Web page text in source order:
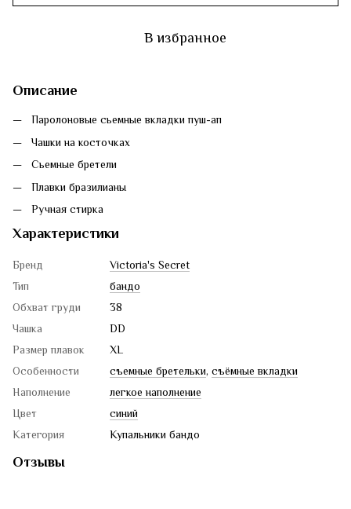
В избранное
Описание
Паролоновые сьемные вкладки пуш-ап
Чашки на косточках
Сьемные бретели
Плавки бразилианы
Ручная стирка
Характеристики
Бренд
Victoria's Secret
Тип
бандо
Обхват груди
38
Чашка
DD
Размер плавок
XL
Особенности
съемные бретельки, съёмные вкладки
Наполнение
легкое наполнение
Цвет
синий
Категория
Купальники бандо
Отзывы